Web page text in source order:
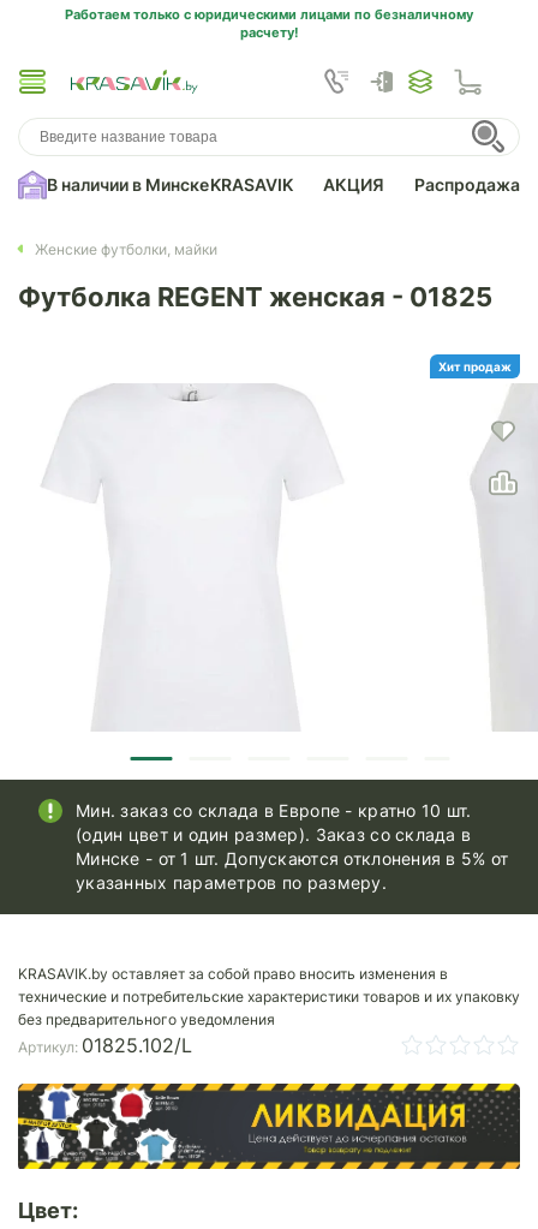
Работаем только с юридическими лицами по безналичному
расчету!
В наличии в МинскеKRASAVIK АКЦИЯ Распродажа
Женские футболки, майки
Футболка REGENT женская - 01825
Хит продаж
Мин. заказ со склада в Европе - кратно 10 шт.
(один цвет и один размер). Заказ со склада в
Минске - от 1 шт. Допускаются отклонения в 5% от
указанных параметров по размеру.
KRASAVIK.by оставляет за собой право вносить изменения в
технические и потребительские характеристики товаров и их упаковку
без предварительного уведомления
Артикул: 01825.102/L
Цвет: